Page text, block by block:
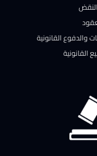
والدفوع القانونية
القانونية